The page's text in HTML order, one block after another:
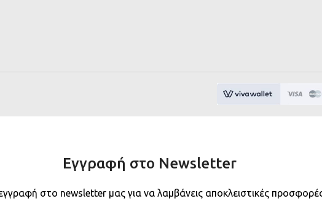
Εγγραφή στο Newsletter
εγγραφή στο newsletter μας για να λαμβάνεις αποκλειστικές